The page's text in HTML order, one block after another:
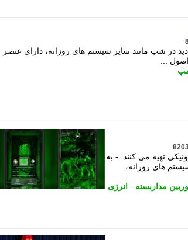
در شب مانند سایر سیستم های روزانه، دارای عنصر
...
تهیه می کنند. - به
های روزانه،
مداربسته - انرژی